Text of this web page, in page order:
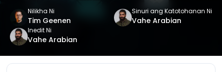
Nilikha Ni
Tim Geenen
Sinuri ang Katotohanan Ni
Vahe Arabian
Inedit Ni
Vahe Arabian